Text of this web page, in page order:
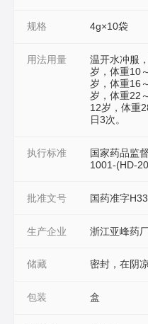
规格 4g×10袋
用法用量
温开水冲服
岁，体重10
岁，体重16
岁，体重22
12岁，体重
日3次。
执行标准
国家药品监
1001-(HD-
批准文号 国药准字
生产企业 浙江亚峰药
储藏 密封，在阴
包装 盒